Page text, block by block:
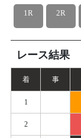
1R 2R
レース結果
着 事
1
2